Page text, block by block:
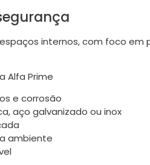
internos, com foco
Alfa Prime
e corrosão
aço galvanizado ou inox
ambiente